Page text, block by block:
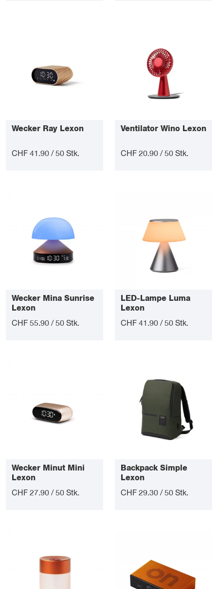
Wecker Ray Lexon
CHF 41.90 / 50 Stk.
Ventilator Wino Lexon
CHF 20.90 / 50 Stk.
Wecker Mina Sunrise
Lexon
CHF 55.90 / 50 Stk.
LED-Lampe Luma
Lexon
CHF 41.90 / 50 Stk.
Wecker Minut Mini
Lexon
CHF 27.90 / 50 Stk.
Backpack Simple
Lexon
CHF 29.30 / 50 Stk.